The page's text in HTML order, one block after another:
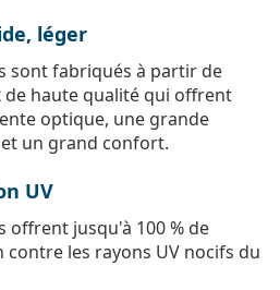
léger
sont fabriqués à partir de
de haute qualité qui offrent
optique, une grande
un grand confort.
UV
offrent jusqu'à 100 % de
les rayons UV nocifs du